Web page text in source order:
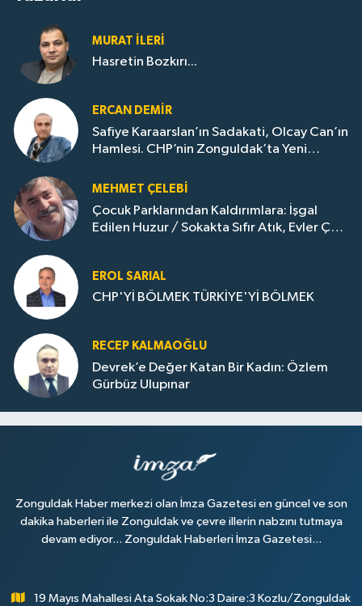
MURAT İLERI
Hasretin Bozkırı...
ERCAN DEMIR
Safiye Karaarslan’ın Sadakati, Olcay Can’ın
Hamlesi. CHP’nin Zonguldak’ta Yeni
MEHMET ÇELEBI
Çocuk Parklarından Kaldırımlara: İşgal
Edilen Huzur / Sokakta Sıfır Atık, Evler Çöp
EROL SARIAL
CHP'Yİ BÖLMEK TÜRKİYE'Yİ BÖLMEK
RECEP KALMAOĞLU
Devrek’e Değer Katan Bir Kadın: Özlem
Gürbüz Ulupınar
Zonguldak Haber merkezi olan İmza Gazetesi en güncel ve son
dakika haberleri ile Zonguldak ve çevre illerin nabzını tutmaya
devam ediyor... Zonguldak Haberleri İmza Gazetesi...
19 Mayıs Mahallesi Ata Sokak No:3 Daire:3 Kozlu/Zonguldak